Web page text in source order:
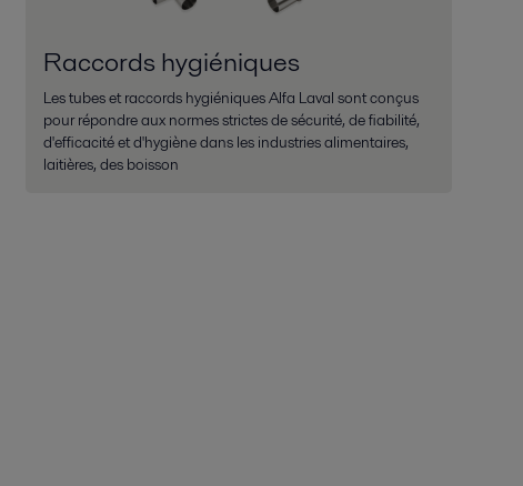
Raccords hygiéniques
Les tubes et raccords hygiéniques Alfa Laval sont conçus
pour répondre aux normes strictes de sécurité, de fiabilité,
d'efficacité et d'hygiène dans les industries alimentaires,
laitières, des boisson